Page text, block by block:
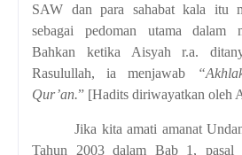
SAW dan para sahabat kala itu
sebagai pedoman utama dalam
Bahkan ketika Aisyah r.a.
Rasulullah, ia menjawab
Qur’an.” [Hadits diriwayatkan oleh
Jika kita amati amanat
Tahun 2003 dalam Bab 1, pasal